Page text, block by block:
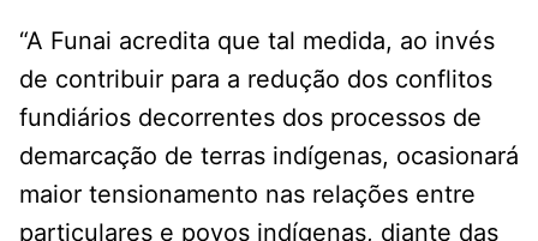
“A Funai acredita que tal medida, ao invés
de contribuir para a redução dos conflitos
fundiários decorrentes dos processos de
demarcação de terras indígenas, ocasionará
maior tensionamento nas relações entre
particulares e povos indígenas, diante das